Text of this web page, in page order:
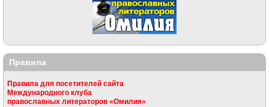
Правила
Правила для посетителей сайта
Международного клуба
православных литераторов «Омилия»